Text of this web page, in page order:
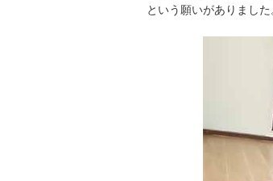
という願いがありました